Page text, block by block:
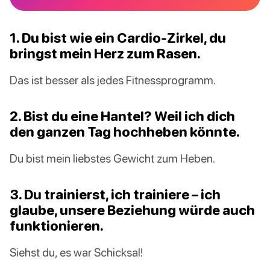
1. Du bist wie ein Cardio-Zirkel, du
bringst mein Herz zum Rasen.
Das ist besser als jedes Fitnessprogramm.
2. Bist du eine Hantel? Weil ich dich
den ganzen Tag hochheben könnte.
Du bist mein liebstes Gewicht zum Heben.
3. Du trainierst, ich trainiere – ich
glaube, unsere Beziehung würde auch
funktionieren.
Siehst du, es war Schicksal!